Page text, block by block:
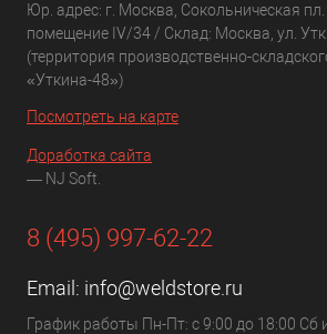
Юр. адрес: г. Москва, Сокольническая пл.
помещение IV/34 / Склад: Москва, ул.
(территория производственно-
«Уткина-48»)
Посмотреть на карте
Доработка сайта
— NJ Soft.
8 (495) 997-62-22
Email: info@weldstore.ru
График работы Пн-Пт: с 9:00 до 18:00 Сб